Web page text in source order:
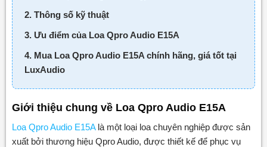
2. Thông số kỹ thuật
3. Ưu điểm của Loa Qpro Audio E15A
4. Mua Loa Qpro Audio E15A chính hãng, giá tốt tại
LuxAudio
Giới thiệu chung về Loa Qpro Audio E15A
Loa Qpro Audio E15Alà một loại loa chuyên nghiệp được sản
xuất bởi thương hiệu Qpro Audio, được thiết kế để phục vụ